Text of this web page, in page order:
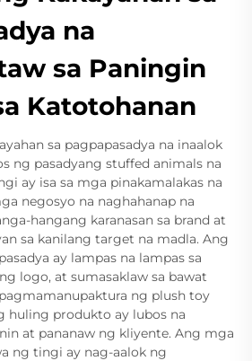
na
sa Paningin
Katotohanan
sa pagpapasadya na inaalok
ng pasadyang stuffed animals na
ay isa sa mga pinakamalakas na
negosyo na naghahanap na
hangang karanasan sa brand at
sa kanilang target na madla. Ang
ay lampas na lampas sa
logo, at sumasaklaw sa bawat
ng plush toy
huling produkto ay lubos na
at pananaw ng kliyente. Ang mga
ng tingi ay nag-aalok ng